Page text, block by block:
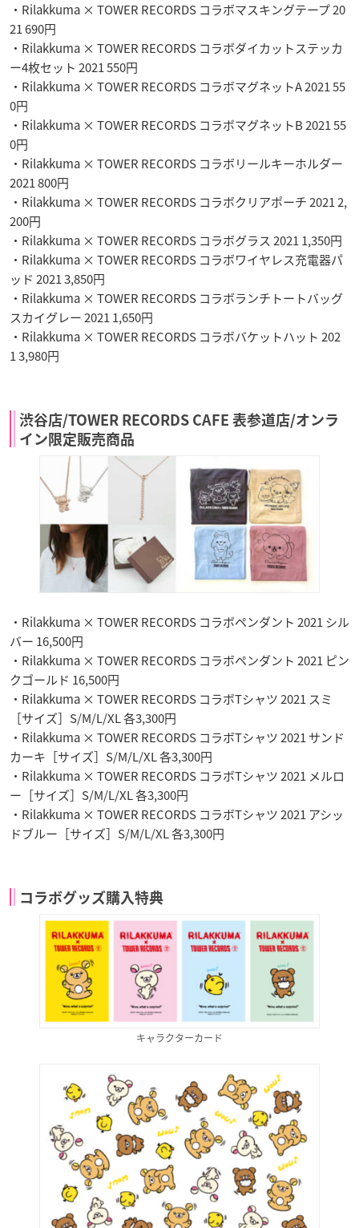
・Rilakkuma × TOWER RECORDS コラボマスキングテープ 20
21 690円
・Rilakkuma × TOWER RECORDS コラボダイカットステッカ
ー4枚セット 2021 550円
・Rilakkuma × TOWER RECORDS コラボマグネットA 2021 55
0円
・Rilakkuma × TOWER RECORDS コラボマグネットB 2021 55
0円
・Rilakkuma × TOWER RECORDS コラボリールキーホルダー
2021 800円
・Rilakkuma × TOWER RECORDS コラボクリアポーチ 2021 2,
200円
・Rilakkuma × TOWER RECORDS コラボグラス 2021 1,350円
・Rilakkuma × TOWER RECORDS コラボワイヤレス充電器パ
ッド 2021 3,850円
・Rilakkuma × TOWER RECORDS コラボランチトートバッグ
スカイグレー 2021 1,650円
・Rilakkuma × TOWER RECORDS コラボバケットハット 202
1 3,980円
渋谷店/TOWER RECORDS CAFE 表参道店/オンラ
イン限定販売商品
・Rilakkuma × TOWER RECORDS コラボペンダント 2021 シル
バー 16,500円
・Rilakkuma × TOWER RECORDS コラボペンダント 2021 ピン
クゴールド 16,500円
・Rilakkuma × TOWER RECORDS コラボTシャツ 2021 スミ
［サイズ］S/M/L/XL 各3,300円
・Rilakkuma × TOWER RECORDS コラボTシャツ 2021 サンド
カーキ［サイズ］S/M/L/XL 各3,300円
・Rilakkuma × TOWER RECORDS コラボTシャツ 2021 メルロ
ー［サイズ］S/M/L/XL 各3,300円
・Rilakkuma × TOWER RECORDS コラボTシャツ 2021 アシッ
ドブルー［サイズ］S/M/L/XL 各3,300円
コラボグッズ購入特典
キャラクターカード